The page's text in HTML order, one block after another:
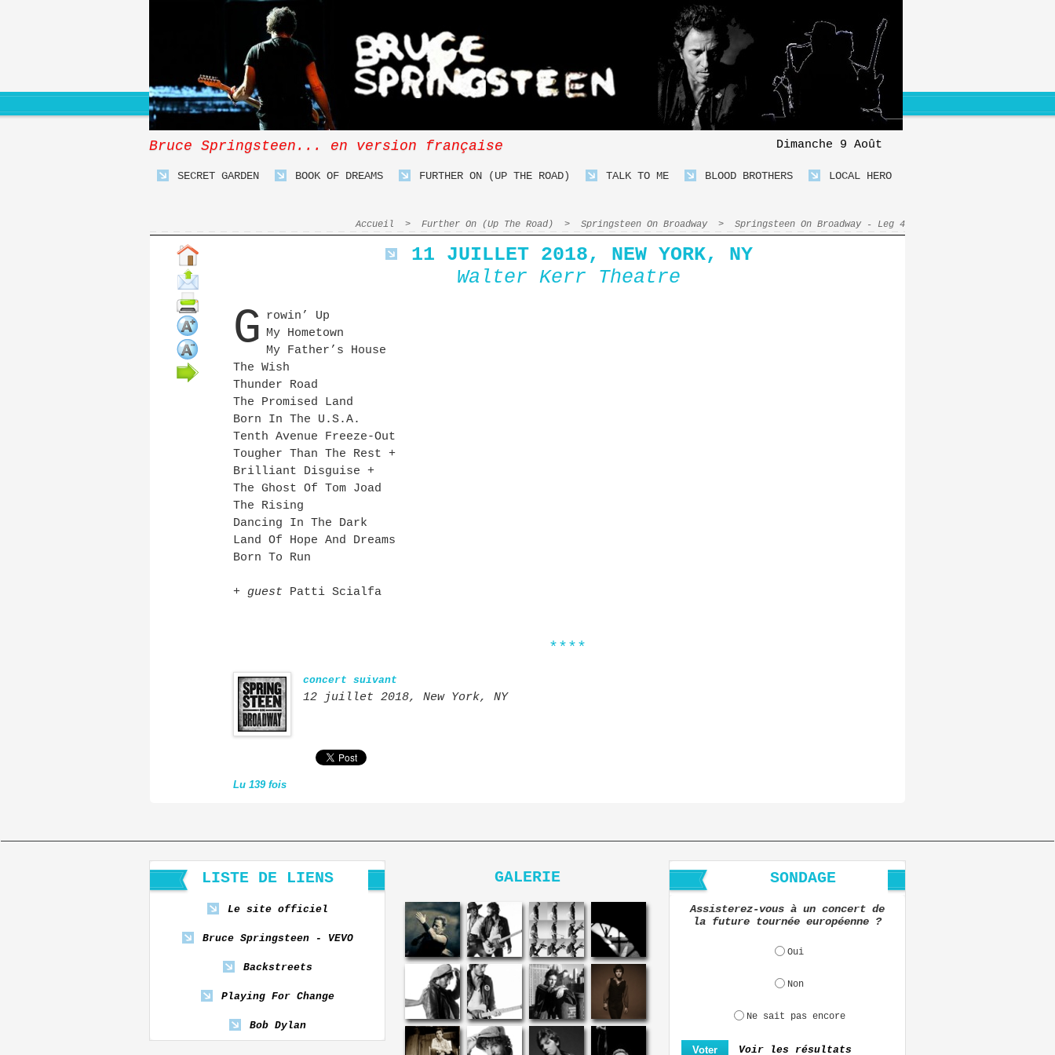
Bruce Springsteen... en version française Dimanche 9 Août
SECRET GARDEN BOOK OF DREAMS FURTHER ON (UP THE ROAD) TALK TO ME BLOOD BROTHERS LOCAL HERO
Accueil > Further On (Up The Road) > Springsteen On Broadway > Springsteen On Broadway - Leg 4
11 JUILLET 2018, NEW YORK, NY
Walter Kerr Theatre
G rowin’ Up
My Hometown
My Father’s House
The Wish
Thunder Road
The Promised Land
Born In The U.S.A.
Tenth Avenue Freeze-Out
Tougher Than The Rest +
Brilliant Disguise +
The Ghost Of Tom Joad
The Rising
Dancing In The Dark
Land Of Hope And Dreams
Born To Run
+ guest Patti Scialfa
****
concert suivant
12 juillet 2018, New York, NY
Lu 139 fois
LISTE DE LIENS
Le site officiel
Bruce Springsteen - VEVO
Backstreets
Playing For Change
Bob Dylan
GALERIE SONDAGE
Assisterez-vous à un concert de
la future tournée européenne ?
Oui
Non
Ne sait pas encore
Voir les résultats